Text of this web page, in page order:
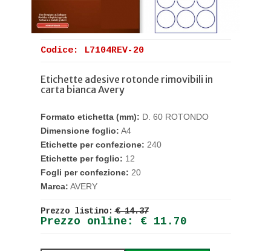
Codice: L7104REV-20
Etichette adesive rotonde rimovibili in
carta bianca Avery
Formato etichetta (mm): D. 60 ROTONDO
Dimensione foglio: A4
Etichette per confezione: 240
Etichette per foglio: 12
Fogli per confezione: 20
Marca: AVERY
Prezzo listino: € 14.37
Prezzo online: € 11.70